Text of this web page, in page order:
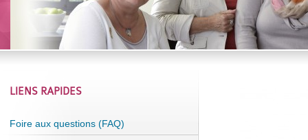
LIENS RAPIDES
Foire aux questions (FAQ)